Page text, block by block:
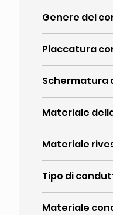
Genere del
Placcatura
Schermatura
Materiale
Materiale
Tipo di
Materiale